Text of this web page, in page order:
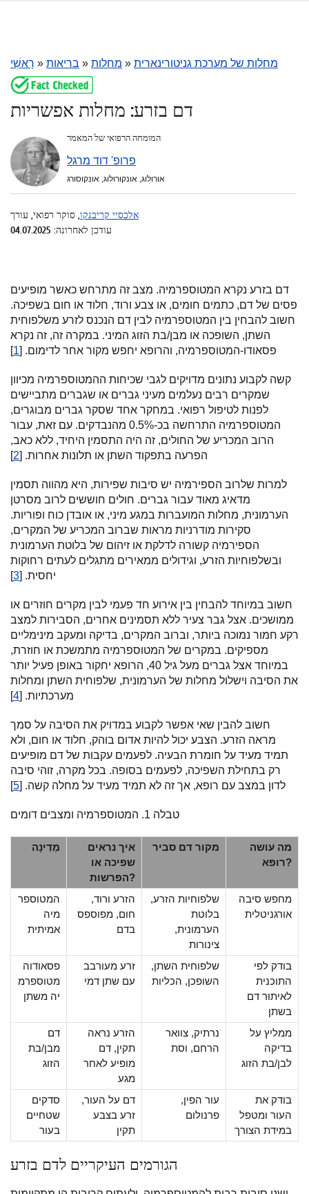
רָאשִׁי » בריאות » מחלות » מחלות של מערכת גניטורינארית
דם בזרע: מחלות אפשריות
המומחה הרפואי של המאמר
פרופ' דוד מרגל
אורולוג, אונקורולוג, אונקוסורג
אלכסיי קריבנקו, סוקר רפואי, עורך
עודכן לאחרונה: 04.07.2025
דם בזרע נקרא המטוספרמיה. מצב זה מתרחש כאשר מופיעים
פסים של דם, כתמים חומים, או צבע ורוד, חלוד או חום בשפיכה.
חשוב להבחין בין המטוספרמיה לבין דם הנכנס לזרע משלפוחית
השתן, השופכה או מבן/בת הזוג המיני. במקרה זה, זה נקרא
פסאודו-המטוספרמיה, והרופא יחפש מקור אחר לדימום. [1
]
קשה לקבוע נתונים מדויקים לגבי שכיחות ההמטוספרמיה מכיוון
שמקרים רבים נעלמים מעיני גברים או שגברים מתביישים
לפנות לטיפול רפואי. במחקר אחד שסקר גברים מבוגרים,
המטוספרמיה התרחשה בכ-0.5% מהנבדקים. עם זאת, עבור
הרוב המכריע של החולים, זה היה התסמין היחיד, ללא כאב,
הפרעה בתפקוד השתן או תלונות אחרות. [2
]
למרות שלרוב הספירמיה יש סיבות שפירות, היא מהווה תסמין
מדאיג מאוד עבור גברים. חולים חוששים לרוב מסרטן
הערמונית, מחלות המועברות במגע מיני, או אובדן כוח ופוריות.
סקירות מודרניות מראות שברוב המכריע של המקרים,
הספירמיה קשורה לדלקת או זיהום של בלוטת הערמונית
ובשלפוחיות הזרע, וגידולים ממאירים מתגלים לעתים רחוקות
יחסית. [3
]
חשוב במיוחד להבחין בין אירוע חד פעמי לבין מקרים חוזרים או
ממושכים. אצל גבר צעיר ללא תסמינים אחרים, הסבירות למצב
רקע חמור נמוכה ביותר, וברוב המקרים, בדיקה ומעקב מינימליים
מספיקים. במקרים של המטוספרמיה מתמשכת או חוזרת,
במיוחד אצל גברים מעל גיל 40, הרופא יחקור באופן פעיל יותר
את הסיבה וישלול מחלות של הערמונית, שלפוחית השתן ומחלות
מערכתיות. [4
]
חשוב להבין שאי אפשר לקבוע במדויק את הסיבה על סמך
מראה הזרע. הצבע יכול להיות אדום בוהק, חלוד או חום, ולא
תמיד מעיד על חומרת הבעיה. לפעמים עקבות של דם מופיעים
רק בתחילת השפיכה, לפעמים בסופה. בכל מקרה, זוהי סיבה
לדון במצב עם רופא, אך זה לא תמיד מעיד על מחלה קשה. [5
]
טבלה 1. המטוספרמיה ומצבים דומים
מְדִינָה
איך נראים
שפיכה או
הפרשות?
מקור דם סביר
מה עושה
רופא?
המטוספר
מיה
אמיתית
הזרע ורוד,
חום, מפוספס
בדם
שלפוחיות הזרע,
בלוטת
הערמונית,
צינורות
מחפש סיבה
אורגניטלית
פסאודוה
מטוספרמ
יה משתן
זרע מעורבב
עם שתן דמי
שלפוחית השתן,
השופכן, הכליות
בודק לפי
התוכנית
לאיתור דם
בשתן
דם
מבן/בת
הזוג
הזרע נראה
תקין, דם
מופיע לאחר
מגע
נרתיק, צוואר
הרחם, וסת
ממליץ על
בדיקה
לבן/בת הזוג
סדקים
שטחיים
בעור
דם על העור,
זרע בצבע
תקין
עור הפין,
פרנולום
בודק את
העור ומטפל
במידת הצורך
הגורמים העיקריים לדם בזרע